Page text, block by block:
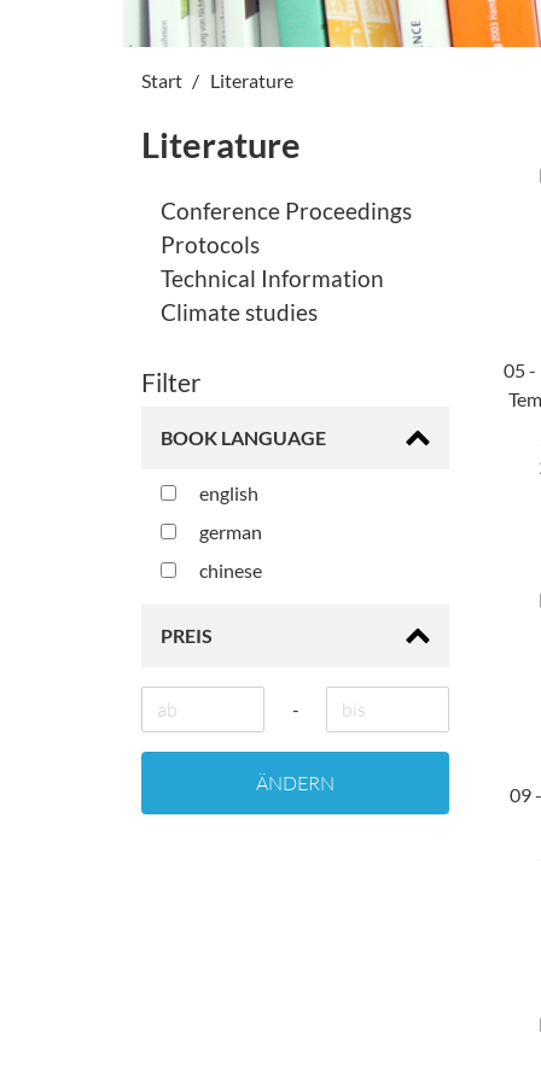
Start Literature
Literature
Conference Proceedings
Protocols
Technical Information
Climate studies
Filter
BOOK LANGUAGE
english
german
chinese
PREIS
-
ÄNDERN
05 -
09